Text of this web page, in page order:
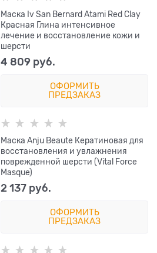
Маска Iv San Bernard Atami Red Clay
Красная Глина интенсивное
лечение и восстановление кожи и
шерсти
4 809 руб.
ОФОРМИТЬ
ПРЕДЗАКАЗ
Маска Anju Beaute Кератиновая для
восстановления и увлажнения
поврежденной шерсти (Vital Force
Masque)
2 137 руб.
ОФОРМИТЬ
ПРЕДЗАКАЗ